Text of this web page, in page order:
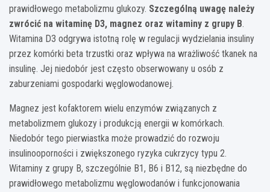
prawidłowego metabolizmu glukozy. Szczególną uwagę należy
zwrócić na witaminę D3, magnez oraz witaminy z grupy B.
Witamina D3 odgrywa istotną rolę w regulacji wydzielania insuliny
przez komórki beta trzustki oraz wpływa na wrażliwość tkanek na
insulinę. Jej niedobór jest często obserwowany u osób z
zaburzeniami gospodarki węglowodanowej.
Magnez jest kofaktorem wielu enzymów związanych z
metabolizmem glukozy i produkcją energii w komórkach.
Niedobór tego pierwiastka może prowadzić do rozwoju
insulinooporności i zwiększonego ryzyka cukrzycy typu 2.
Witaminy z grupy B, szczególnie B1, B6 i B12, są niezbędne do
prawidłowego metabolizmu węglowodanów i funkcjonowania